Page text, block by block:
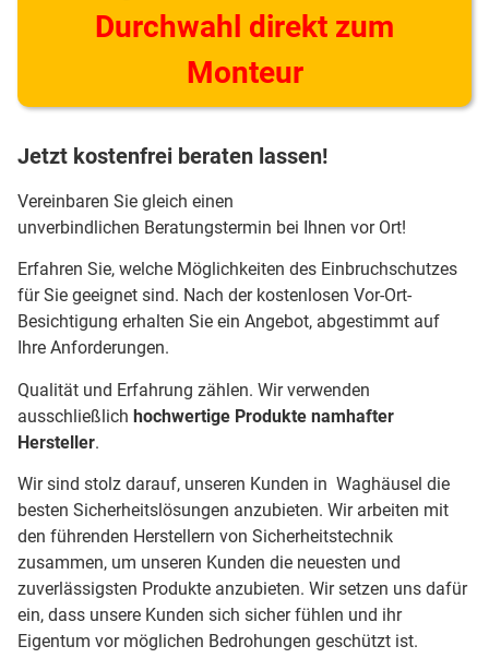
Durchwahl direkt zum
Monteur
Jetzt kostenfrei beraten lassen!
Vereinbaren Sie gleich einen
unverbindlichen Beratungstermin bei Ihnen vor Ort!
Erfahren Sie, welche Möglichkeiten des Einbruchschutzes
für Sie geeignet sind. Nach der kostenlosen Vor-Ort-
Besichtigung erhalten Sie ein Angebot, abgestimmt auf
Ihre Anforderungen.
Qualität und Erfahrung zählen. Wir verwenden
ausschließlich hochwertige Produkte namhafter
Hersteller.
Wir sind stolz darauf, unseren Kunden in Waghäusel die
besten Sicherheitslösungen anzubieten. Wir arbeiten mit
den führenden Herstellern von Sicherheitstechnik
zusammen, um unseren Kunden die neuesten und
zuverlässigsten Produkte anzubieten. Wir setzen uns dafür
ein, dass unsere Kunden sich sicher fühlen und ihr
Eigentum vor möglichen Bedrohungen geschützt ist.